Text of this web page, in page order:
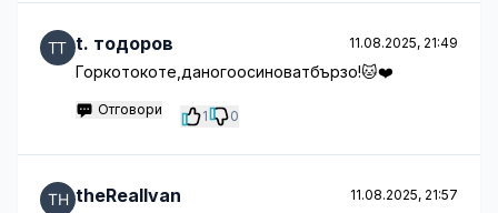
t. тодоров 11.08.2025, 21:49
Горкотокоте,даногоосиноватбързо!🐱❤️
Отговори 1 0
theRealIvan 11.08.2025, 21:57